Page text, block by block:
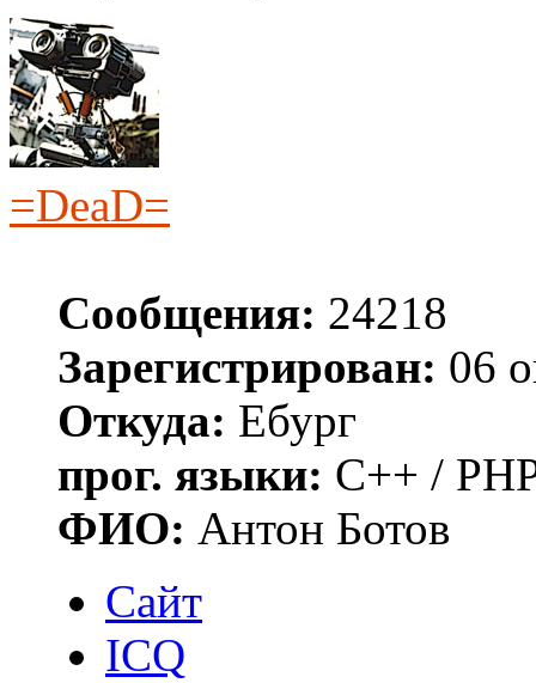
=DeaD=
Сообщения: 24218
Зарегистрирован: 06
Откуда: Ебург
прог. языки: C++ /
ФИО: Антон Ботов
Сайт
ICQ